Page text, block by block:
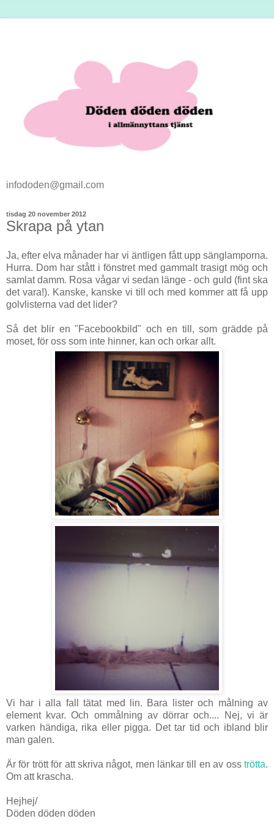
infododen@gmail.com
tisdag 20 november 2012
Skrapa på ytan
Ja, efter elva månader har vi äntligen fått upp sänglamporna.
Hurra. Dom har stått i fönstret med gammalt trasigt mög och
samlat damm. Rosa vågar vi sedan länge - och guld (fint ska
det vara!). Kanske, kanske vi till och med kommer att få upp
golvlisterna vad det lider?
Så det blir en "Facebookbild" och en till, som grädde på
moset, för oss som inte hinner, kan och orkar allt.
Vi har i alla fall tätat med lin. Bara lister och målning av
element kvar. Och ommålning av dörrar och.... Nej, vi är
varken händiga, rika eller pigga. Det tar tid och ibland blir
man galen.
Är för trött för att skriva något, men länkar till en av oss trötta.
Om att krascha.
Hejhej/
Döden döden döden